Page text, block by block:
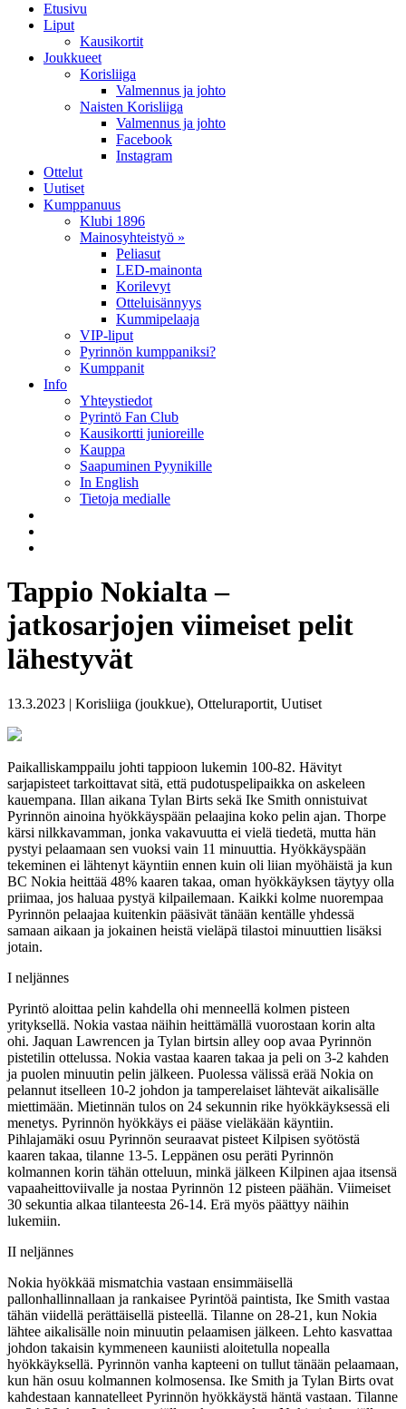
Etusivu
Liput
Kausikortit
Joukkueet
Korisliiga
Valmennus ja johto
Naisten Korisliiga
Valmennus ja johto
Facebook
Instagram
Ottelut
Uutiset
Kumppanuus
Klubi 1896
Mainosyhteistyö »
Peliasut
LED-mainonta
Korilevyt
Otteluisännyys
Kummipelaaja
VIP-liput
Pyrinnön kumppaniksi?
Kumppanit
Info
Yhteystiedot
Pyrintö Fan Club
Kausikortti junioreille
Kauppa
Saapuminen Pyynikille
In English
Tietoja medialle
Tappio Nokialta –
jatkosarjojen viimeiset pelit
lähestyvät
13.3.2023 | Korisliiga (joukkue), Otteluraportit, Uutiset
Paikalliskamppailu johti tappioon lukemin 100-82. Hävityt
sarjapisteet tarkoittavat sitä, että pudotuspelipaikka on askeleen
kauempana. Illan aikana Tylan Birts sekä Ike Smith onnistuivat
Pyrinnön ainoina hyökkäyspään pelaajina koko pelin ajan. Thorpe
kärsi nilkkavamman, jonka vakavuutta ei vielä tiedetä, mutta hän
pystyi pelaamaan sen vuoksi vain 11 minuuttia. Hyökkäyspään
tekeminen ei lähtenyt käyntiin ennen kuin oli liian myöhäistä ja kun
BC Nokia heittää 48% kaaren takaa, oman hyökkäyksen täytyy olla
priimaa, jos haluaa pystyä kilpailemaan. Kaikki kolme nuorempaa
Pyrinnön pelaajaa kuitenkin pääsivät tänään kentälle yhdessä
samaan aikaan ja jokainen heistä vieläpä tilastoi minuuttien lisäksi
jotain.
I neljännes
Pyrintö aloittaa pelin kahdella ohi menneellä kolmen pisteen
yrityksellä. Nokia vastaa näihin heittämällä vuorostaan korin alta
ohi. Jaquan Lawrencen ja Tylan birtsin alley oop avaa Pyrinnön
pistetilin ottelussa. Nokia vastaa kaaren takaa ja peli on 3-2 kahden
ja puolen minuutin pelin jälkeen. Puolessa välissä erää Nokia on
pelannut itselleen 10-2 johdon ja tamperelaiset lähtevät aikalisälle
miettimään. Mietinnän tulos on 24 sekunnin rike hyökkäyksessä eli
menetys. Pyrinnön hyökkäys ei pääse vieläkään käyntiin.
Pihlajamäki osuu Pyrinnön seuraavat pisteet Kilpisen syötöstä
kaaren takaa, tilanne 13-5. Leppänen osu peräti Pyrinnön
kolmannen korin tähän otteluun, minkä jälkeen Kilpinen ajaa itsensä
vapaaheittoviivalle ja nostaa Pyrinnön 12 pisteen päähän. Viimeiset
30 sekuntia alkaa tilanteesta 26-14. Erä myös päättyy näihin
lukemiin.
II neljännes
Nokia hyökkää mismatchia vastaan ensimmäisellä
pallonhallinnallaan ja rankaisee Pyrintöä paintista, Ike Smith vastaa
tähän viidellä perättäisellä pisteellä. Tilanne on 28-21, kun Nokia
lähtee aikalisälle noin minuutin pelaamisen jälkeen. Lehto kasvattaa
johdon takaisin kymmeneen kauniisti aloitetulla nopealla
hyökkäyksellä. Pyrinnön vanha kapteeni on tullut tänään pelaamaan,
kun hän osuu kolmannen kolmosensa. Ike Smith ja Tylan Birts ovat
kahdestaan kannatelleet Pyrinnön hyökkäystä häntä vastaan. Tilanne